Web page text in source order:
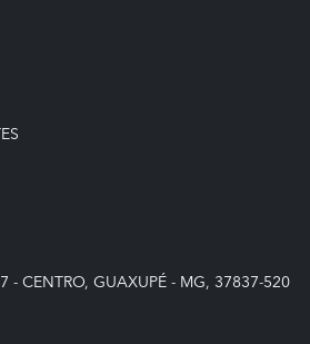
- CENTRO, GUAXUPÉ - MG, 37837-520